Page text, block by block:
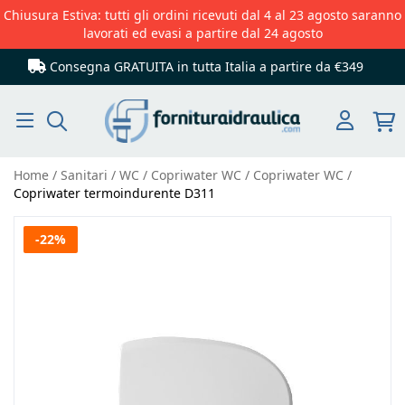
Chiusura Estiva: tutti gli ordini ricevuti dal 4 al 23 agosto saranno
lavorati ed evasi a partire dal 24 agosto
Consegna GRATUITA in tutta Italia a partire da €349
Home Sanitari WC Copriwater WC
Copriwater WC
Copriwater termoindurente D311
Vai
-22%